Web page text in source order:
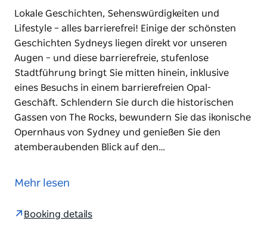
Lokale Geschichten, Sehenswürdigkeiten und
Lifestyle – alles barrierefrei! Einige der schönsten
Geschichten Sydneys liegen direkt vor unseren
Augen – und diese barrierefreie, stufenlose
Stadtführung bringt Sie mitten hinein, inklusive
eines Besuchs in einem barrierefreien Opal-
Geschäft. Schlendern Sie durch die historischen
Gassen von The Rocks, bewundern Sie das ikonische
Opernhaus von Sydney und genießen Sie den
atemberaubenden Blick auf den…
Lifestyle – alles barrierefrei!
direkt vor unseren Augen – und diese barrierefreie,
Mehr lesen
Booking details